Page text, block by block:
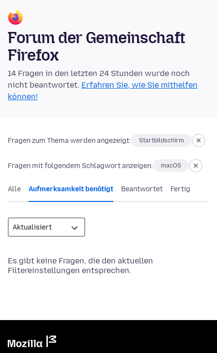
Forum der Gemeinschaft
Firefox
14 Fragen in den letzten 24 Stunden wurde noch
nicht beantwortet. Erfahren Sie, wie Sie mithelfen
können!
Fragen zum Thema werden angezeigt: Startbildschirm
Fragen mit folgendem Schlagwort anzeigen: macOS
Alle Aufmerksamkeit benötigt Beantwortet Fertig
Es gibt keine Fragen, die den aktuellen
Filtereinstellungen entsprechen.